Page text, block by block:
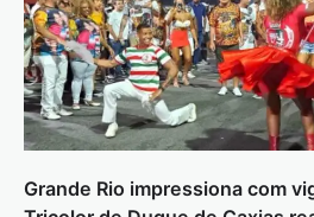
Grande Rio impressiona com